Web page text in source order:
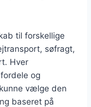
til forskellige
søfragt,
Hver
og
vælge den
baseret på